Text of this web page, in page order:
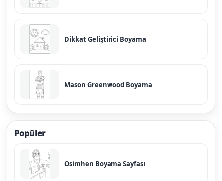
Dikkat Geliştirici Boyama
Mason Greenwood Boyama
Popüler
Osimhen Boyama Sayfası